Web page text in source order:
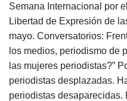
Semana Internacional por
Libertad de Expresión de
mayo. Conversatorios:
los medios, periodismo de
las mujeres periodistas?”
periodistas desplazadas.
periodistas